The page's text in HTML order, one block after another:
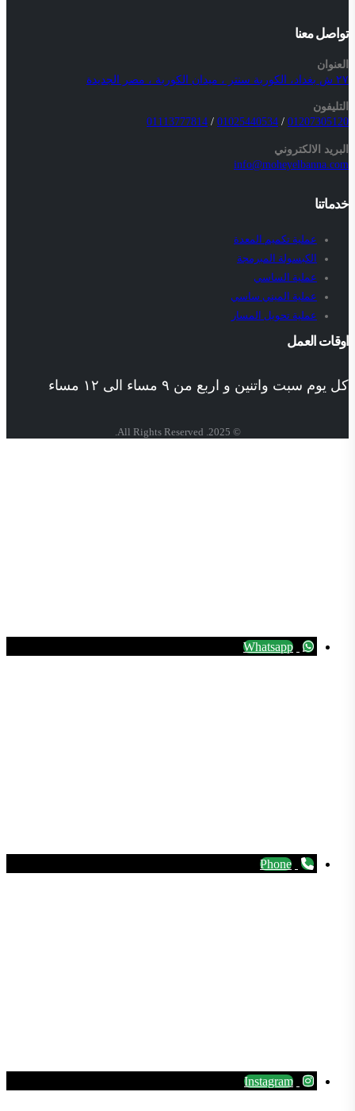
تواصل معنا
العنوان
٢٧ ش بغداد، الكوربة سنتر ، ميدان الكوربة ، مصر الجديدة
التليفون
01207305120
/
01025440534
/
01113777814
البريد الالكتروني
info@moheyelbanna.com
خدماتنا
عملية تكميم المعدة
الكبسولة المبرمجة
عملية الساسي
عملية الميني ساسي
عملية تحويل المسار
اوقات العمل
كل يوم سبت واتنين و اربع من ٩ مساء الى ١٢ مساء
© 2025. All Rights Reserved.
Whatsapp
Phone
Instagram